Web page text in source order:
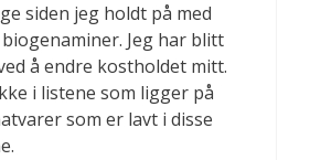
siden jeg holdt på med
Jeg har blitt
å endre kostholdet mitt.
i listene som ligger på
som er lavt i disse